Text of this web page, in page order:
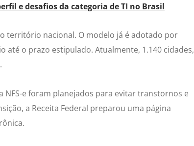
e desafios da categoria de TI no Brasil
território nacional. O modelo já é adotado por
o prazo estipulado. Atualmente, 1.140 cidades,
NFS-e foram planejados para evitar transtornos e
a Receita Federal preparou uma página